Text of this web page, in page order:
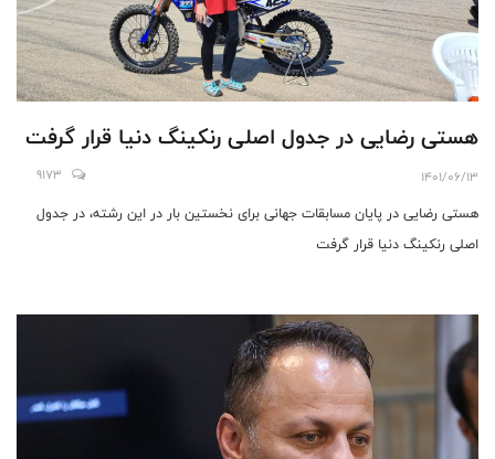
هستی رضایی در جدول اصلی رنکینگ دنیا قرار گرفت
1401/06/13
9173
هستی رضایی در پایان مسابقات جهانی برای نخستین بار در این رشته، در جدول
اصلی رنکینگ دنیا قرار گرفت